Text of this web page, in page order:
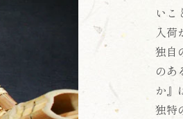
いこ
入
独自
のあ
か』
独特